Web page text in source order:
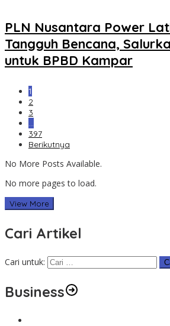
PLN Nusantara Power
Tangguh Bencana,
untuk BPBD Kampar
1
2
3
…
397
Berikutnya
No More Posts Available.
No more pages to load.
View More
Cari Artikel
Cari untuk:
Business